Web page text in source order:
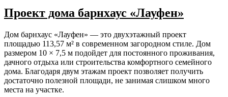
стены).
Перегородки.
Брус 50х100 мм не строганный камерной
сушки с шагом 590 мм.
Ригель.
Брус 50х100 мм не строганный камерной
сушки.
Раскосы.
Проект дома барнхаус «Лауфен»
Дом барнхаус «Лауфен» — это двухэтажный проект
площадью 113,57 м² в современном загородном стиле. Дом
размером 10 × 7,5 м подойдет для постоянного проживания,
дачного отдыха или строительства комфортного семейного
дома. Благодаря двум этажам проект позволяет получить
достаточно полезной площади, не занимая слишком много
места на участке.